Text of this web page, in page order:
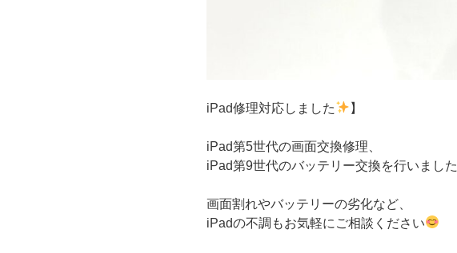
iPad修理対応しました 】
iPad第5世代の画面交換修理、
iPad第9世代のバッテリー交換を行いました
画面割れやバッテリーの劣化など、
iPadの不調もお気軽にご相談ください